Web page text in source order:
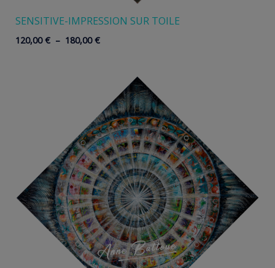
SENSITIVE-IMPRESSION SUR TOILE
120,00€ – 180,00€Plage
180,00 €